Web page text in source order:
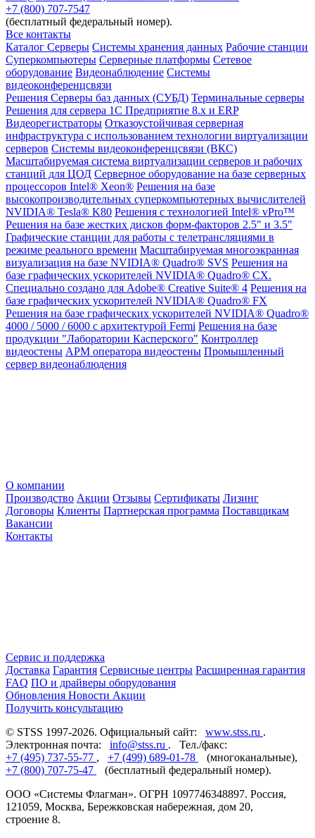
+7 (800) 707-7547
(бесплатный федеральный номер).
Все контакты
Каталог Серверы Системы хранения данных Рабочие станции
Суперкомпьютеры Серверные платформы Сетевое
оборудование Видеонаблюдение Системы
видеоконференцсвязи
Решения Серверы баз данных (СУБД) Терминальные серверы
Решения для сервера 1С Предприятие 8.x и ERP
Видеорегистраторы Отказоустойчивая серверная
инфраструктура с использованием технологии виртуализации
серверов Системы видеоконференцсвязи (ВКС)
Масштабируемая система виртуализации серверов и рабочих
станций для ЦОД Серверное оборудование на базе серверных
процессоров Intel® Xeon® Решения на базе
высокопроизводительных суперкомпьютерных вычислителей
NVIDIA® Tesla® K80 Решения с технологией Intel® vPro™
Решения на базе жестких дисков форм-факторов 2.5" и 3.5"
Графические станции для работы с телетрансляциями в
режиме реального времени Масштабируемая многоэкранная
визуализация на базе NVIDIA® Quadro® SVS Решения на
базе графических ускорителей NVIDIA® Quadro® CX.
Специально создано для Adobe® Creative Suite® 4 Решения на
базе графических ускорителей NVIDIA® Quadro® FX
Решения на базе графических ускорителей NVIDIA® Quadro®
4000 / 5000 / 6000 с архитектурой Fermi Решения на базе
продукции "Лаборатории Касперского" Контроллер
видеостены АРМ оператора видеостены Промышленный
сервер видеонаблюдения
О компании
Производство Акции Отзывы Сертификаты Лизинг
Договоры Клиенты Партнерская программа Поставщикам
Вакансии
Контакты
Сервис и поддержка
Доставка Гарантия Сервисные центры Расширенная гарантия
FAQ ПО и драйверы оборудования
Обновления Новости Акции
Получить консультацию
© STSS 1997-2026. Официальный сайт: www.stss.ru .
Электронная почта: info@stss.ru . Тел./факс:
+7 (495) 737-55-77 , +7 (499) 689-01-78
(многоканальные),
+7 (800) 707-75-47
(бесплатный федеральный номер).
ООО «Системы Флагман». ОГРН 1097746348897. Россия,
121059, Москва, Бережковская набережная, дом 20,
строение 8.